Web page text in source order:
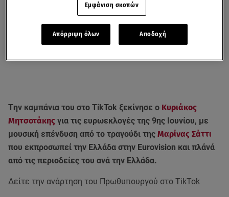
Tην καμπάνια του στο TikTok ξεκίνησε ο Κυριάκος
Μητσοτάκης για τις ευρωεκλογές της 9ης Ιουνίου, με
μουσική επένδυση από το τραγούδι της Μαρίνας Σάττι
που εκπροσωπεί την Ελλάδα στην Εurovision και πλάνά
από τις περιοδείες του ανά την Ελλάδα.
Δείτε την ανάρτηση του Πρωθυπουργού στο TikTok
Εμφάνιση σκοπών
Απόρριψη όλων Αποδοχή